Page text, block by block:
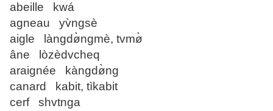
abeille kwá
agneau yv̀ngsè
aigle làngdø̀ngmè, tvmø̀
âne lòzèdvcheq
araignée kàngdø̀ng
canard kabit, tìkabit
cerf shvtnga